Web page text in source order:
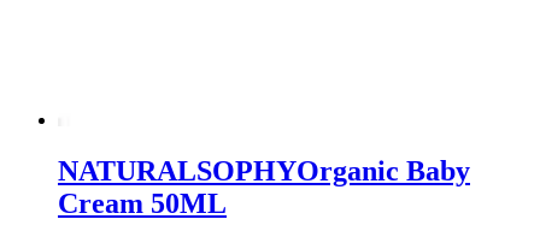
NATURALSOPHYOrganic Baby
Cream 50ML